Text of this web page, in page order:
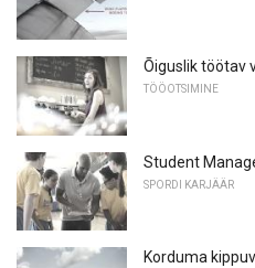
Õiguslik töötav
TÖÖOTSIMINE
Student
SPORDI KARJÄÄR
Korduma